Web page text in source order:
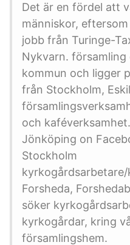
Det är en fördel att
människor,
jobb från Turinge-
Nykvarn.
kommun och ligger
från Stockholm,
och
Jönköping on
Stockholm
Forsheda,
söker
kyrkogårdar, kring
församlingshem.